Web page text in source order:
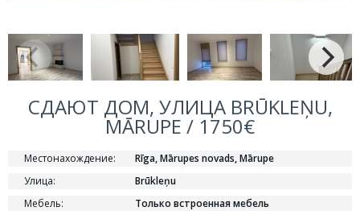
СДАЮТ ДОМ, УЛИЦА BRŪKLEŅU,
MĀRUPE / 1750€
Местонахождение:
Rīga, Mārupes novads, Mārupe
Улица:
Brūkleņu
Мебель:
Только встроенная мебель